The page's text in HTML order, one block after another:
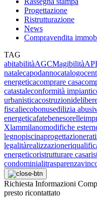
Progettazione
Ristrutturazione
News
Compravendita
TAG
abitabilitàAGCMagibilità
natalecapodannocatalogo
energeticacomprare casa
catastaleconformità impianti
urbanisticacostruzioni
fiscaliecobonusedilizia
energeticafatebenesorelle
Xlammilanomodifiche
legnopiscinaprogettazione
legalitàrealizzazione
energeticoristrutturare casa
condominialitrasparenza
Richiesta Informazioni
presto ricontattato